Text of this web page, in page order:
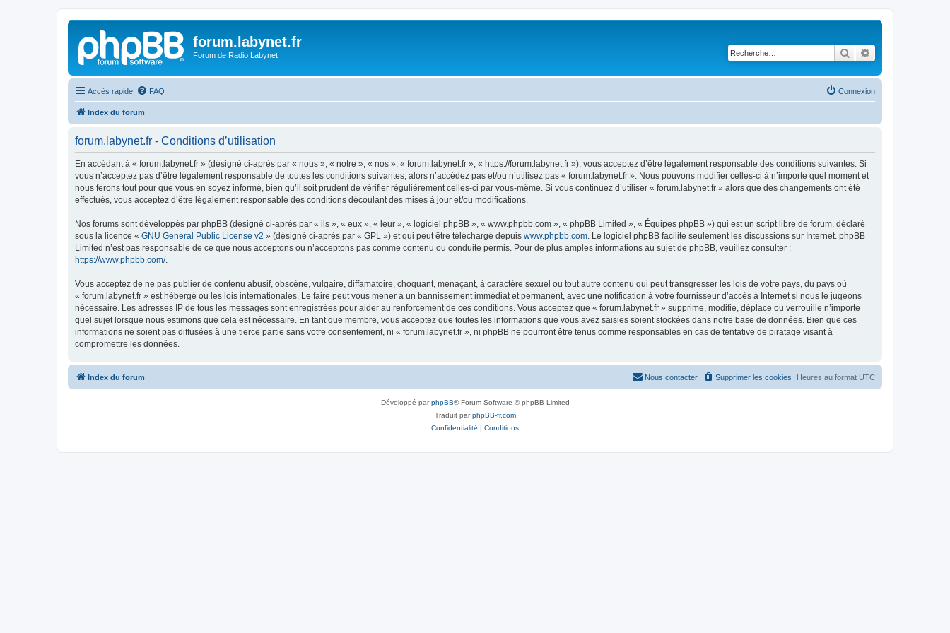
forum.labynet.fr
Forum de Radio Labynet Rechercher
Accès rapide FAQ Connexion
Index du forum
forum.labynet.fr - Conditions d’utilisation
En accédant à « forum.labynet.fr » (désigné ci-après par « nous », « notre », « nos », « forum.labynet.fr », « https://forum.labynet.fr »), vous acceptez d’être légalement responsable des conditions suivantes. Si
vous n’acceptez pas d’être légalement responsable de toutes les conditions suivantes, alors n’accédez pas et/ou n’utilisez pas « forum.labynet.fr ». Nous pouvons modifier celles-ci à n’importe quel moment et
nous ferons tout pour que vous en soyez informé, bien qu’il soit prudent de vérifier régulièrement celles-ci par vous-même. Si vous continuez d’utiliser « forum.labynet.fr » alors que des changements ont été
effectués, vous acceptez d’être légalement responsable des conditions découlant des mises à jour et/ou modifications.
Nos forums sont développés par phpBB (désigné ci-après par « ils », « eux », « leur », « logiciel phpBB », « www.phpbb.com », « phpBB Limited », « Équipes phpBB ») qui est un script libre de forum, déclaré
sous la licence « GNU General Public License v2 » (désigné ci-après par « GPL ») et qui peut être téléchargé depuis www.phpbb.com . Le logiciel phpBB facilite seulement les discussions sur Internet. phpBB
Limited n’est pas responsable de ce que nous acceptons ou n’acceptons pas comme contenu ou conduite permis. Pour de plus amples informations au sujet de phpBB, veuillez consulter :
https://www.phpbb.com/.
Vous acceptez de ne pas publier de contenu abusif, obscène, vulgaire, diffamatoire, choquant, menaçant, à caractère sexuel ou tout autre contenu qui peut transgresser les lois de votre pays, du pays où
« forum.labynet.fr » est hébergé ou les lois internationales. Le faire peut vous mener à un bannissement immédiat et permanent, avec une notification à votre fournisseur d’accès à Internet si nous le jugeons
nécessaire. Les adresses IP de tous les messages sont enregistrées pour aider au renforcement de ces conditions. Vous acceptez que « forum.labynet.fr » supprime, modifie, déplace ou verrouille n’importe
quel sujet lorsque nous estimons que cela est nécessaire. En tant que membre, vous acceptez que toutes les informations que vous avez saisies soient stockées dans notre base de données. Bien que ces
informations ne soient pas diffusées à une tierce partie sans votre consentement, ni « forum.labynet.fr », ni phpBB ne pourront être tenus comme responsables en cas de tentative de piratage visant à
compromettre les données.
Index du forum Heures au format UTC
Supprimer les cookies
Nous contacter
Développé parphpBB® Forum Software © phpBB Limited
Traduit parphpBB-fr.com
Confidentialité | Conditions